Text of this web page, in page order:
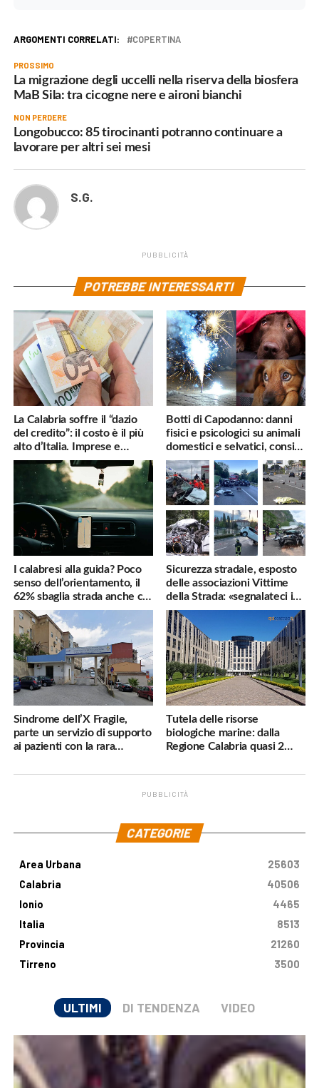
ARGOMENTI CORRELATI: COPERTINA
PROSSIMO
La migrazione degli uccelli nella riserva della biosfera
MaB Sila: tra cicogne nere e aironi bianchi
NON PERDERE
Longobucco: 85 tirocinanti potranno continuare a
lavorare per altri sei mesi
S.G.
PUBBLICITÀ
POTREBBE INTERESSARTI
La Calabria soffre il “dazio
del credito”: il costo è il più
alto d’Italia. Imprese e
famiglie penalizzate
Botti di Capodanno: danni
fisici e psicologici su animali
domestici e selvatici, consigli
utili
I calabresi alla guida? Poco
senso dell’orientamento, il
62% sbaglia strada anche col
navigatore
Sicurezza stradale, esposto
delle associazioni Vittime
della Strada: «segnalateci i
pericoli, interverremo
subito»
Sindrome dell’X Fragile,
parte un servizio di supporto
ai pazienti con la rara
Tutela delle risorse
biologiche marine: dalla
Regione Calabria quasi 2
PUBBLICITÀ
CATEGORIE
Area Urbana
25603
Calabria
40506
Ionio
4465
Italia
8513
Provincia
21260
Tirreno
3500
ULTIMI DI TENDENZA VIDEO